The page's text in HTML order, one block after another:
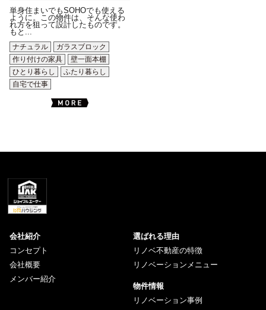
単身住まいでもSOHOでも使える
ように。この物件は、そんな使わ
れ方を狙って設計したものです。
もと...
ナチュラル
ガラスブロック
作り付けの家具
壁一面本棚
ひとり暮らし
ふたり暮らし
自宅で仕事
会社紹介
コンセプト
会社概要
メンバー紹介
選ばれる理由
リノベ不動産の特徴
リノベーションメニュー
物件情報
リノベーション事例